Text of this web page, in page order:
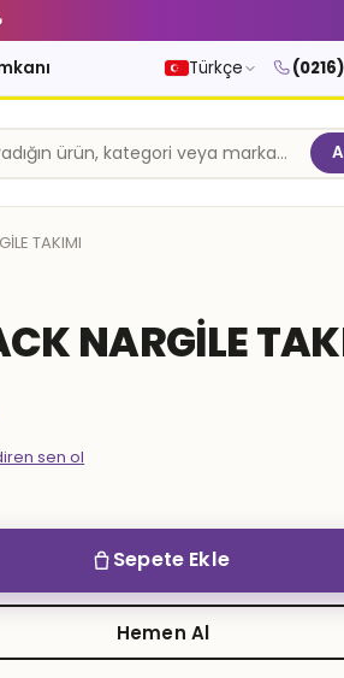
Türkçe
TAKIMI
NARGİLE
sen ol
Sepete Ekle
Hemen Al